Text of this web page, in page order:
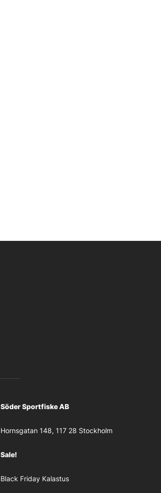
Söder Sportfiske AB
Hornsgatan 148, 117 28 Stockholm
Sale!
Black Friday Kalastus